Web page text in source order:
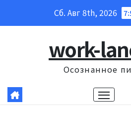
Сб. Авг 8th, 2026
work-
Осознанное